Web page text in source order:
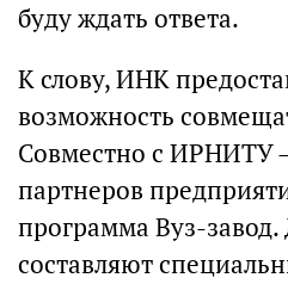
буду ждать ответа.
К слову, ИНК
возможность
Совместно с ИРНИТУ
партнеров
программа Вуз-завод.
составляют